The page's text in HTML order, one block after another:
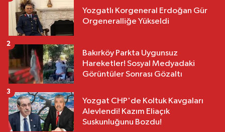
Yozgatlı Korgeneral Erdoğan Gür
Orgeneralliğe Yükseldi
Bakırköy Parkta Uygunsuz
Hareketler! Sosyal Medyadaki
Görüntüler Sonrası Gözaltı
2
Yozgat CHP'de Koltuk Kavgaları
Alevlendi! Kazım Eliaçık
Suskunluğunu Bozdu!
3